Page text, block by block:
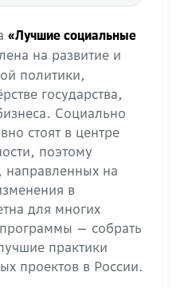
«Лучшие социальные
на развитие и
политики,
государства,
Социально
стоят в центре
поэтому
направленных на
в
для многих
— собрать
практики
проектов в России.